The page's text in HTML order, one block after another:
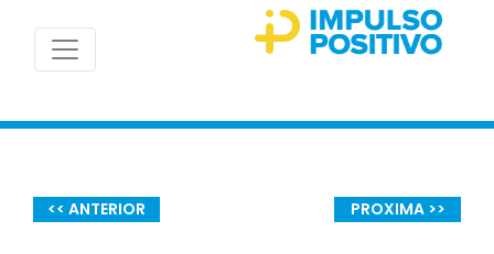
<< ANTERIOR PROXIMA >>